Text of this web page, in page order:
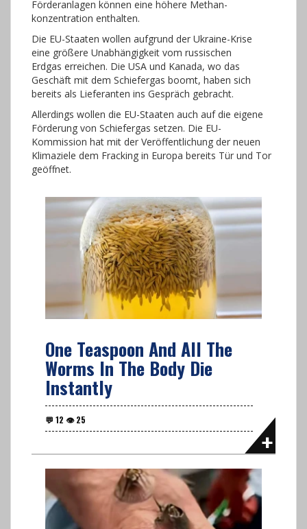
Förderanlagen können eine höhere Methan-
konzentration enthalten.
Die EU-Staaten wollen aufgrund der Ukraine-Krise
eine größere Unabhängigkeit vom russischen
Erdgas erreichen. Die USA und Kanada, wo das
Geschäft mit dem Schiefergas boomt, haben sich
bereits als Lieferanten ins Gespräch gebracht.
Allerdings wollen die EU-Staaten auch auf die eigene
Förderung von Schiefergas setzen. Die EU-
Kommission hat mit der Veröffentlichung der neuen
Klimaziele dem Fracking in Europa bereits Tür und Tor
geöffnet.
One Teaspoon And All The
Worms In The Body Die
Instantly